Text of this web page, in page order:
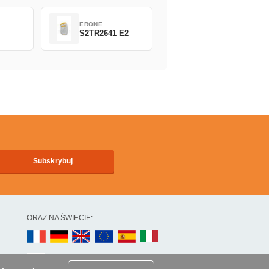
ERONE
S2TR2641 E2
ORAZ NA ŚWIECIE: